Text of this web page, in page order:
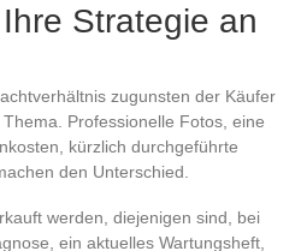
Strategie an
zugunsten der Käufer
Professionelle Fotos, eine
kürzlich durchgeführte
den Unterschied.
werden, diejenigen sind, bei
ein aktuelles Wartungsheft,